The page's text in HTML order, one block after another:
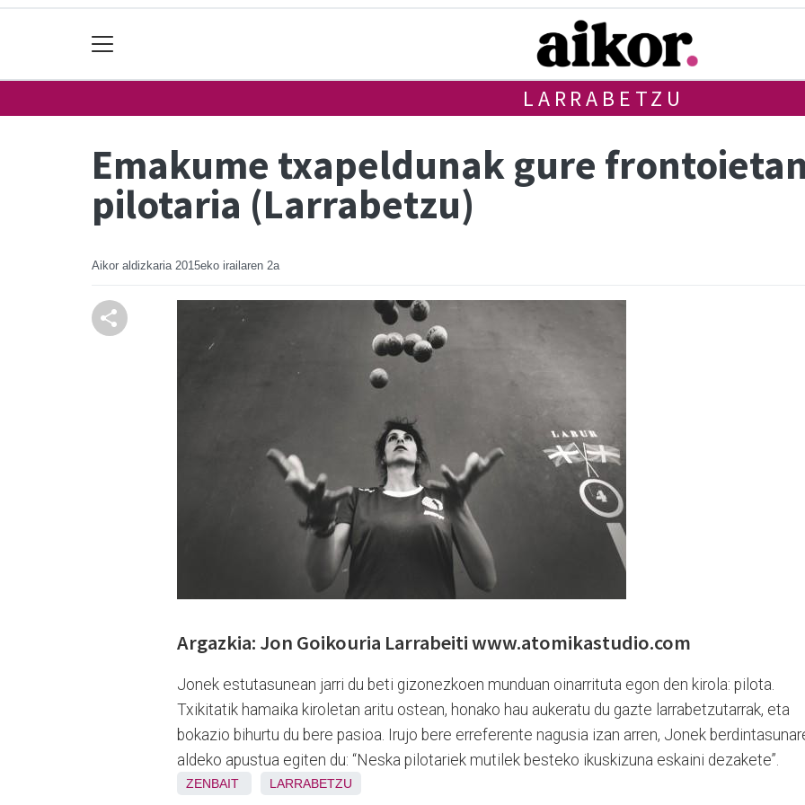
LARRABETZU
Emakume txapeldunak gure
pilotaria (Larrabetzu)
Aikor aldizkaria 2015eko irailaren 2a
Argazkia: Jon Goikouria Larrabeiti www.atomikastudio.com
Jonek estutasunean jarri du beti gizonezkoen munduan oinarrituta egon den kirola: pilota.
Txikitatik hamaika kiroletan aritu ostean, honako hau aukeratu du gazte larrabetzutarrak, eta
bokazio bihurtu du bere pasioa. Irujo bere erreferente nagusia izan arren, Jonek
aldeko apustua egiten du: “Neska pilotariek mutilek besteko ikuskizuna eskaini dezakete”.
ZENBAIT LARRABETZU